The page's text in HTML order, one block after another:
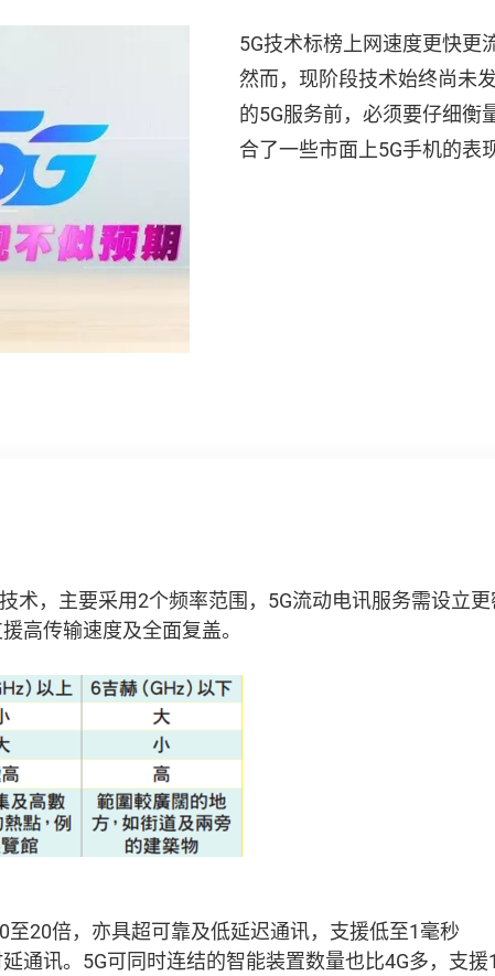
5G技术标榜上网速度更快更
然而，现阶段技术始终尚未
的5G服务前，必须要仔细衡
合了一些市面上5G手机的表
术，主要采用2个频率范围，5G流动电讯服务需设立
高传输速度及全面复盖。
至20倍，亦具超可靠及低延迟通讯，支援低至1毫秒
延通讯。5G可同时连结的智能装置数量也比4G多，支